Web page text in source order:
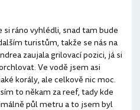
ráno vyhlédli, snad tam bude
turistům, takže se nás na
zaujala grilovací pozici, já si
Ve vodě jsem asi
korály, ale celkově nic moc.
to někam za reef, tady kde
půl metru a to jsem byl